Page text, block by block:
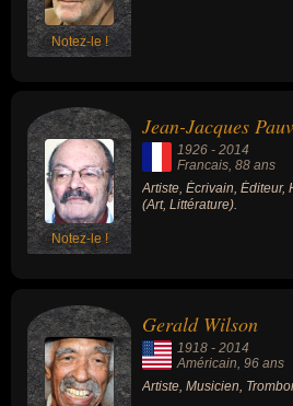
Notez-le !
Notez-le !
Jean-Jacques
1926 - 2014
Francais, 88 ans
Artiste, Écrivain, Éditeur,
(Art, Littérature).
Gerald Wilson
1918 - 2014
Américain, 96 ans
Artiste, Musicien,